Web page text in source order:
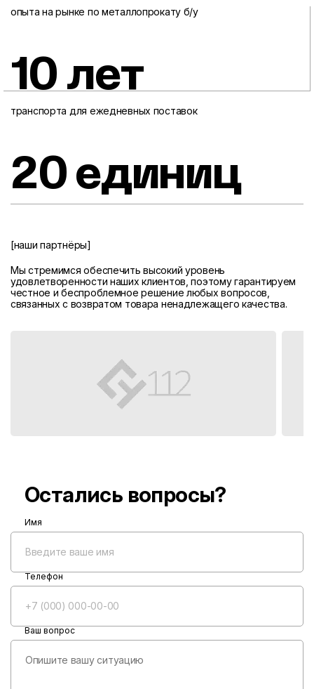
опыта на рынке по металлопрокату б/у
10 лет
транспорта для ежедневных поставок
20 единиц
[наши партнёры]
Мы стремимся обеспечить высокий уровень
удовлетворенности наших клиентов, поэтому гарантируем
честное и беспроблемное решение любых вопросов,
связанных с возвратом товара ненадлежащего качества.
Остались вопросы?
Имя
Телефон
Ваш вопрос